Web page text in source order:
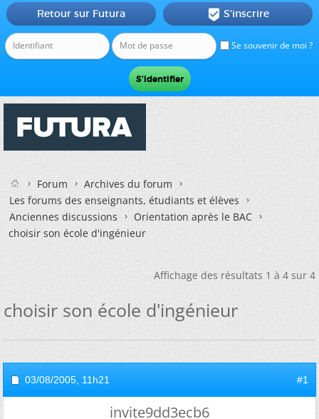
Se souvenir de moi ?
Retour sur Futura  S'inscrire
Forum
Archives du forum
Les forums des enseignants, étudiants et élèves
Anciennes discussions
Orientation après le BAC
choisir son école d'ingénieur
Affichage des résultats 1 à 4 sur 4
choisir son école d'ingénieur
03/08/2005, 11h21 #1
invite9dd3ecb6